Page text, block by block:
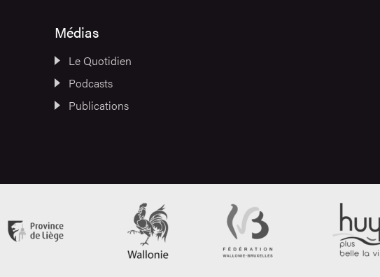
Médias
Le Quotidien
Podcasts
Publications